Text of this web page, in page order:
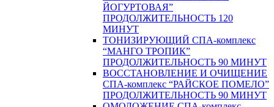
ЙОГУРТОВАЯ”
ПРОДОЛЖИТЕЛЬНОСТЬ 120
МИНУТ
ТОНИЗИРУЮЩИЙ СПА-комплекс
“МАНГО ТРОПИК”
ПРОДОЛЖИТЕЛЬНОСТЬ 90 МИНУТ
ВОССТАНОВЛЕНИЕ И ОЧИЩЕНИЕ
СПА-комплекс “РАЙСКОЕ ПОМЕЛО”
ПРОДОЛЖИТЕЛЬНОСТЬ 90 МИНУТ